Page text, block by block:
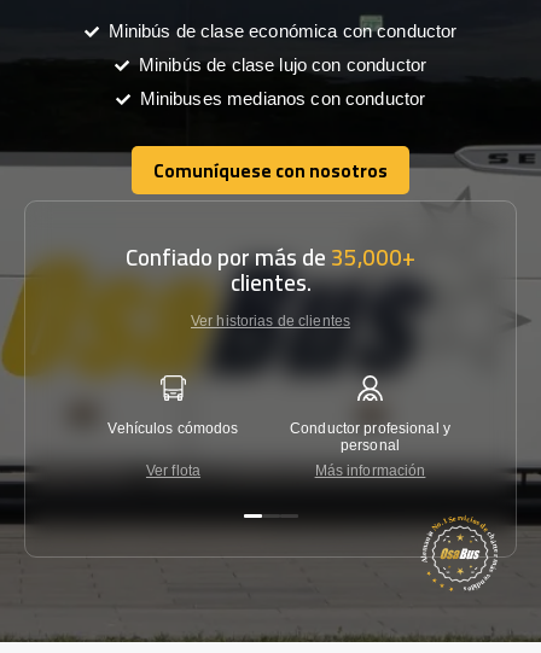
Minibús de clase económica con conductor
Minibús de clase lujo con conductor
Minibuses medianos con conductor
Comuníquese con nosotros
Comuníquese con nosotros
Confiado por más de35,000+
clientes.
Ver historias de clientes
Vehículos cómodos
Ver flota
Conductor profesional y
personal
Más información